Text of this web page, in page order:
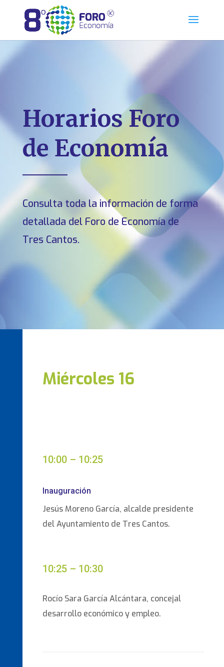
Horarios Foro
de Economía
Consulta toda la información de forma
detallada del Foro de Economía de
Tres Cantos.
Miércoles 16
10:00 – 10:25
Inauguración
Jesús Moreno García, alcalde presidente
del Ayuntamiento de Tres Cantos.
10:25 – 10:30
Rocío Sara García Alcántara, concejal
desarrollo económico y empleo.